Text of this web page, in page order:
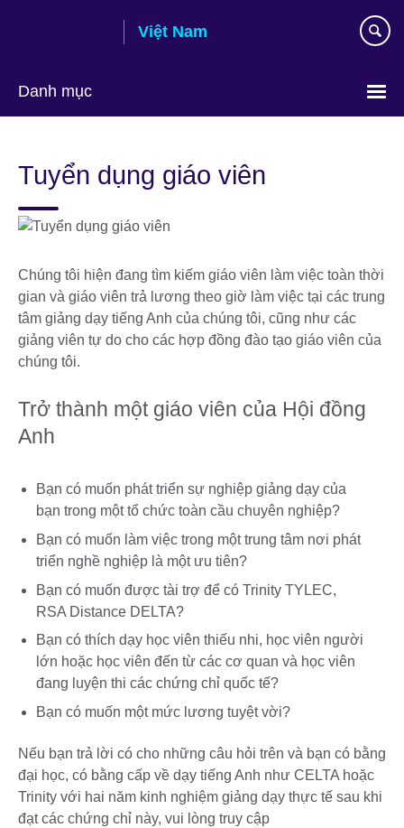
Việt Nam
Danh mục
language
Tuyển dụng giáo viên
Chúng tôi hiện đang tìm kiếm giáo viên làm việc toàn thời
gian và giáo viên trả lương theo giờ làm việc tại các trung
tâm giảng dạy tiếng Anh của chúng tôi, cũng như các
giảng viên tự do cho các hợp đồng đào tạo giáo viên của
chúng tôi.
Trở thành một giáo viên của Hội đồng
Anh
Bạn có muốn phát triển sự nghiệp giảng dạy của
bạn trong một tổ chức toàn cầu chuyên nghiệp?
Bạn có muốn làm việc trong một trung tâm nơi phát
triển nghề nghiệp là một ưu tiên?
Bạn có muốn được tài trợ để có Trinity TYLEC,
RSA Distance DELTA?
Bạn có thích dạy học viên thiếu nhi, học viên người
lớn hoặc học viên đến từ các cơ quan và học viên
đang luyện thi các chứng chỉ quốc tế?
Bạn có muốn một mức lương tuyệt vời?
Nếu bạn trả lời có cho những câu hỏi trên và bạn có bằng
đại học, có bằng cấp về dạy tiếng Anh như CELTA hoặc
Trinity với hai năm kinh nghiệm giảng dạy thực tế sau khi
đạt các chứng chỉ này, vui lòng truy cập